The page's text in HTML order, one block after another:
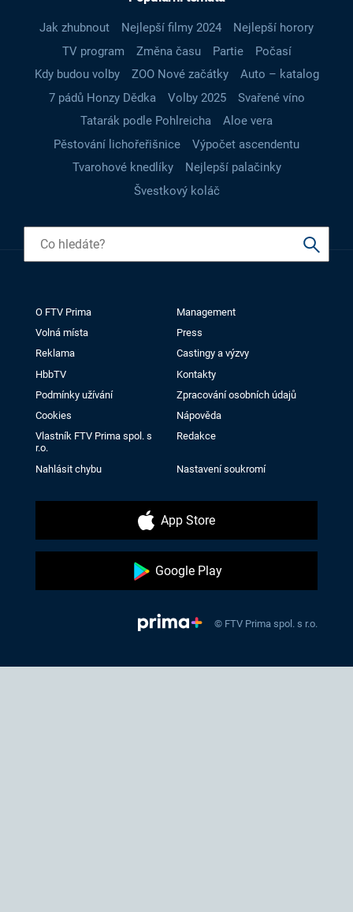
Jak zhubnout Nejlepší filmy 2024
Nejlepší horory
TV program
Změna času Partie
Počasí
Kdy budou volby
ZOO Nové začátky
Auto – katalog
7 pádů Honzy Dědka
Volby 2025
Svařené víno
Tatarák podle Pohlreicha
Aloe vera
Pěstování lichořeřišnice
Výpočet ascendentu
Tvarohové knedlíky
Nejlepší palačinky
Švestkový koláč
O FTV Prima
Management
Volná místa
Press
Reklama
Castingy a výzvy
HbbTV
Kontakty
Podmínky užívání
Zpracování osobních údajů
Cookies
Nápověda
Vlastník FTV Prima spol. s
r.o.
Redakce
Nahlásit chybu Nastavení soukromí
App Store
Google Play
© FTV Prima spol. s r.o.